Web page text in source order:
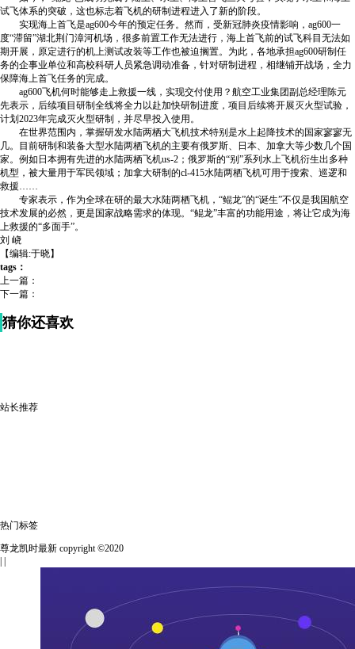
试飞体系的突破，这也标志着飞机的研制进程进入了新的阶段。
实现海上首飞是ag600今年的预定任务。然而，受新冠肺炎疫情影响，ag600一
度“滞留”湖北荆门漳河机场，很多前置工作无法进行，海上首飞前的试飞科目无法如
期开展，原定进行的机上测试改装等工作也被迫搁置。为此，各地承担ag600研制任
务的企事业单位和高校科研人员紧急调动准备，针对研制进程，相继铺开战场，全力
保障海上首飞任务的完成。
ag600飞机何时能够走上救援一线，实现交付使用？航空工业集团副总经理陈元
先表示，后续项目研制全线将全力以赴加快研制进度，项目后续将开展灭火型试验，
计划2023年完成灭火型研制，并尽早投入使用。
在世界范围内，掌握研发水陆两栖大飞机技术特别是水上起降技术的国家寥寥无
几。目前研制和装备大型水陆两栖飞机的主要有俄罗斯、日本、加拿大等少数几个国
家。例如日本拥有先进的水陆两栖飞机us-2；俄罗斯的“别”系列水上飞机衍生出多种
机型，被大量用于军民领域；加拿大研制的cl-415水陆两栖飞机可用于搜索、巡逻和
救援……
专家表示，作为全球在研的最大水陆两栖飞机，“鲲龙”的“诞生”不仅是我国航空
技术发展的必然，更是国家战略需求的体现。“鲲龙”丰富的功能用途，将让它成为海
上救援的“多面手”。
刘 峣
【编辑:于晓】
tags：
上一篇：
下一篇：
猜你还喜欢
站长推荐
热门标签
尊龙凯时最新 copyright ©2020